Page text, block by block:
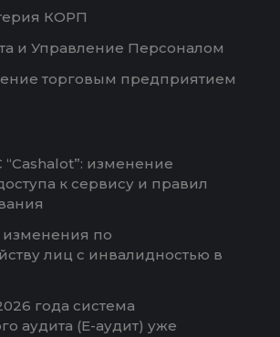
КОРП
и Управление Персоналом
торговым предприятием
изменение
к сервису и правил
по
лиц с инвалидностью в
года система
аудита (Е-аудит) уже